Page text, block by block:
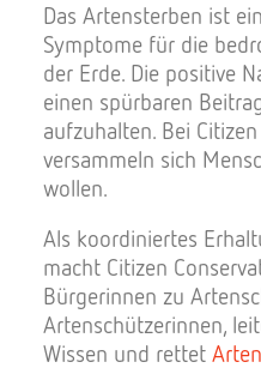
Das Artensterben ist
Symptome für die
der Erde. Die positive
einen spürbaren
aufzuhalten. Bei
versammeln sich
wollen.
Als koordiniertes
macht Citizen
Bürgerinnen zu
Artenschützerinnen,
Wissen und rettet Arten